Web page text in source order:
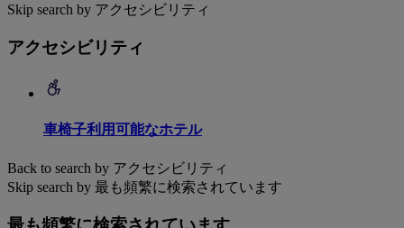
Skip search by アクセシビリティ
アクセシビリティ
車椅子利用可能なホテル
Back to search by アクセシビリティ
Skip search by 最も頻繁に検索されています